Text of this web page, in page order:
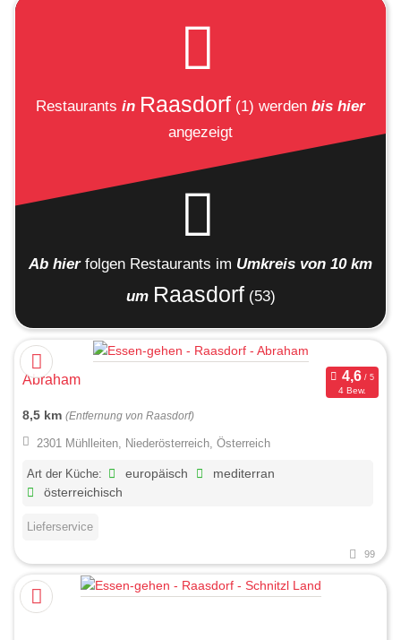
Restaurants in Raasdorf (1) werden bis hier
angezeigt
Ab hier folgen Restaurants im Umkreis von 10 km
um Raasdorf (53)
Abraham
4 Bew.
8,5 km (Entfernung von Raasdorf)
2301 Mühlleiten, Niederösterreich, Österreich
Art der Küche: europäisch
mediterran
österreichisch
Lieferservice
99